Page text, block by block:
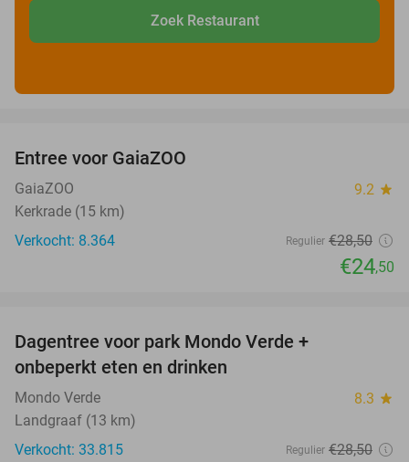
Zoek Restaurant
Entree voor GaiaZOO
GaiaZOO 9.2 star
Kerkrade (15 km)
Verkocht: 8.364
Regulier €28,50
€24,50
Dagentree voor park Mondo Verde +
onbeperkt eten en drinken
Mondo Verde 8.3 star
Landgraaf (13 km)
Verkocht: 33.815
Regulier €28,50